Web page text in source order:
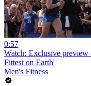
0:57
Watch: Exclusive preview
Fittest on Earth'
Men's Fitness